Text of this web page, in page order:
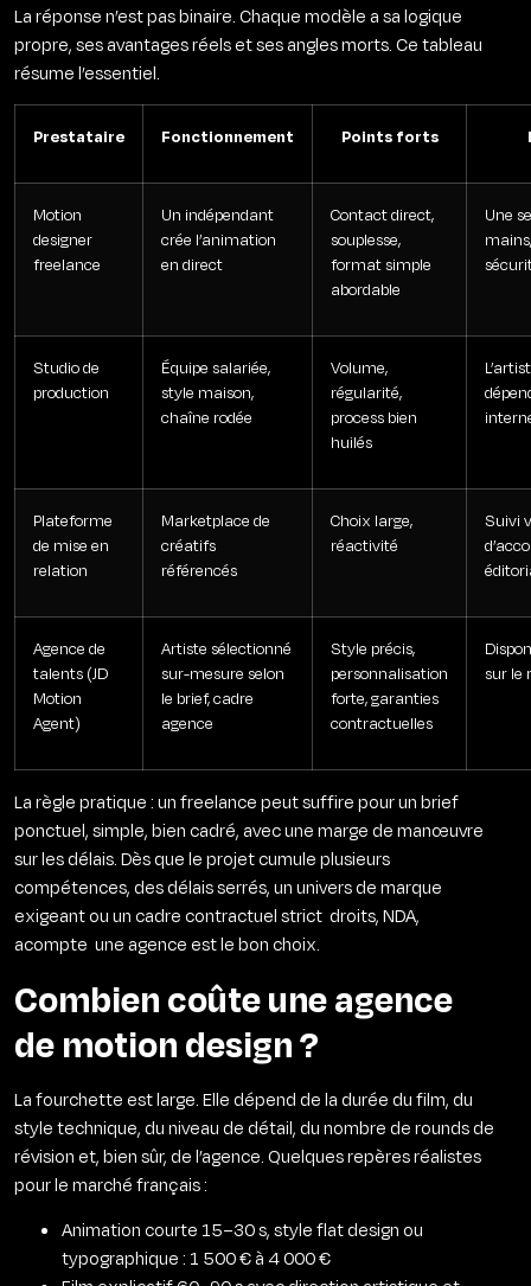
La réponse n’est pas binaire. Chaque modèle a sa logique
propre, ses avantages réels et ses angles morts. Ce tableau
résume l’essentiel.
Prestataire Fonctionnement Points forts
Motion
designer
freelance
Un indépendant
crée l’animation
en direct
Contact direct,
souplesse,
format simple
abordable
Une
Studio de
production
Équipe salariée,
style maison,
chaîne rodée
Volume,
régularité,
process bien
huilés
Plateforme
de mise en
relation
Marketplace de
créatifs
référencés
Choix large,
réactivité
Suivi
Agence de
talents (JD
Motion
Agent)
Artiste sélectionné
sur-mesure selon
le brief, cadre
agence
Style précis,
personnalisation
forte, garanties
contractuelles
sur le
La règle pratique : un freelance peut suffire pour un brief
ponctuel, simple, bien cadré, avec une marge de manœuvre
sur les délais. Dès que le projet cumule plusieurs
compétences, des délais serrés, un univers de marque
exigeant ou un cadre contractuel strict droits, NDA,
acompte une agence est le bon choix.
Combien coûte une agence
de motion design ?
La fourchette est large. Elle dépend de la durée du film, du
style technique, du niveau de détail, du nombre de rounds de
révision et, bien sûr, de l’agence. Quelques repères réalistes
pour le marché français :
Animation courte 15–30 s, style flat design ou
typographique : 1 500 € à 4 000 €